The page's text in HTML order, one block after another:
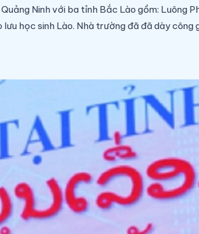
Ninh với ba tỉnh Bắc Lào gồm: Luông
học sinh Lào. Nhà trường đã đã dày công